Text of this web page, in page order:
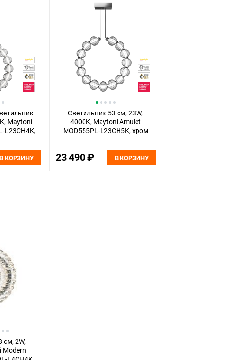
Maytoni
L23CH4K,
В КОРЗИНУ
Светильник 53 см, 23W,
4000K, Maytoni Amulet
MOD555PL-L23CH5K, хром
23 490 ₽ В КОРЗИНУ
см, 2W,
Modern